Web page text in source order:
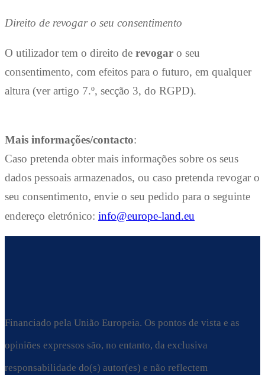
Direito de revogar o seu consentimento
O utilizador tem o direito de revogar o seu
consentimento, com efeitos para o futuro, em qualquer
altura (ver artigo 7.º, secção 3, do RGPD).
Mais informações/contacto:
Caso pretenda obter mais informações sobre os seus
dados pessoais armazenados, ou caso pretenda revogar o
seu consentimento, envie o seu pedido para o seguinte
endereço eletrónico: info@europe-land.eu
Financiado pela União Europeia. Os pontos de vista e as
opiniões expressos são, no entanto, da exclusiva
responsabilidade do(s) autor(es) e não reflectem